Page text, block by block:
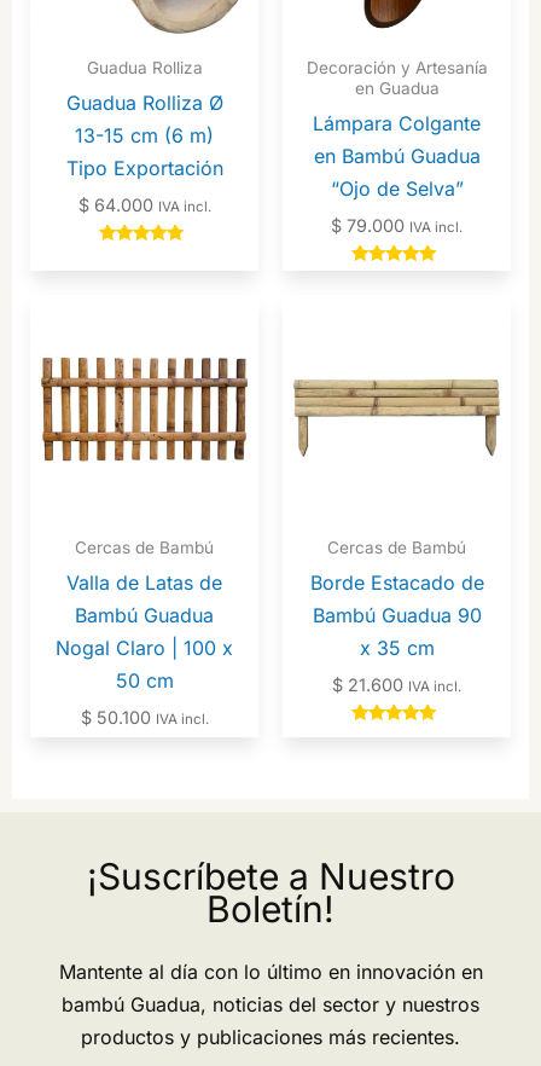
Guadua Rolliza
Guadua Rolliza Ø
13-15 cm (6 m)
Tipo Exportación
$64.000 IVA incl.
Decoración y Artesanía
en Guadua
Lámpara Colgante
en Bambú Guadua
“Ojo de Selva”
$ 79.000 IVA incl.
Cercas de Bambú
Valla de Latas de
Bambú Guadua
Nogal Claro | 100 x
50 cm
$50.100 IVA incl.
Cercas de Bambú
Borde Estacado de
Bambú Guadua 90
x 35 cm
$ 21.600 IVA incl.
¡Suscríbete a Nuestro
Boletín!
Mantente al día con lo último en innovación en
bambú Guadua, noticias del sector y nuestros
productos y publicaciones más recientes.